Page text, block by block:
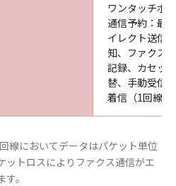
ワンタッチボ
通信予約：最
イレクト送信
知、ファクス
記録、カセッ
替、手動受信
着信（1回線に
線においてデータはパケット単位
ットロスによりファクス通信がエ
。